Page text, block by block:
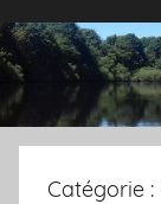
Catégorie